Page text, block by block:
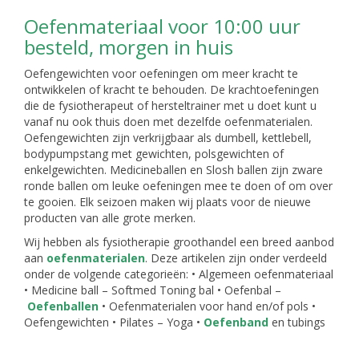
Oefenmateriaal voor 10:00 uur
besteld, morgen in huis
Oefengewichten voor oefeningen om meer kracht te
ontwikkelen of kracht te behouden. De krachtoefeningen
die de fysiotherapeut of hersteltrainer met u doet kunt u
vanaf nu ook thuis doen met dezelfde oefenmaterialen.
Oefengewichten zijn verkrijgbaar als dumbell, kettlebell,
bodypumpstang met gewichten, polsgewichten of
enkelgewichten. Medicineballen en Slosh ballen zijn zware
ronde ballen om leuke oefeningen mee te doen of om over
te gooien. Elk seizoen maken wij plaats voor de nieuwe
producten van alle grote merken.
Wij hebben als fysiotherapie groothandel een breed aanbod
aan oefenmaterialen. Deze artikelen zijn onder verdeeld
onder de volgende categorieën: • Algemeen oefenmateriaal
• Medicine ball – Softmed Toning bal • Oefenbal –
Oefenballen • Oefenmaterialen voor hand en/of pols •
Oefengewichten • Pilates – Yoga • Oefenband en tubings